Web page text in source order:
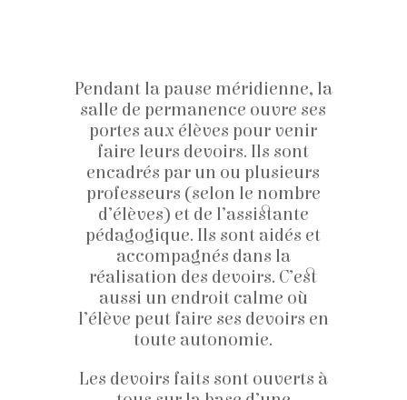
Pendant la pause méridienne, la
salle de permanence ouvre ses
portes aux élèves pour venir
faire leurs devoirs. Ils sont
encadrés par un ou plusieurs
professeurs (selon le nombre
d’élèves) et de l’assistante
pédagogique. Ils sont aidés et
accompagnés dans la
réalisation des devoirs. C’est
aussi un endroit calme où
l’élève peut faire ses devoirs en
toute autonomie.
Les devoirs faits sont ouverts à